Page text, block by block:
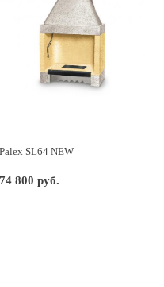
Palex SL64 NEW
74 800 руб.